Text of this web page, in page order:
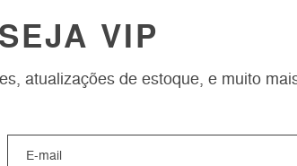
SEJA VIP
atualizações de estoque, e muito